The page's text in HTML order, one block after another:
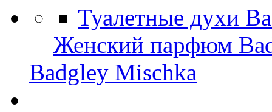
Туалетные духи
Женский парфюм
Badgley Mischka